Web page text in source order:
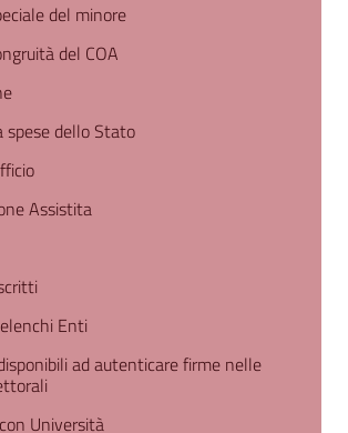
del minore
del COA
spese dello Stato
Assistita
Enti
ad autenticare firme nelle
Università